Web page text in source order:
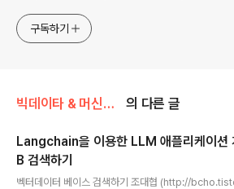
한 기술 멘토링과 강의 진행합니다. Linkedin :
https://www.linkedin.com/in/terrycho75/
구독하기
빅데이타 & 머신러닝/생성형 AI (ChatGPT etc) 의 다른 글
Langchain을 이용한 LLM 애플리케이션
B 검색하기
벡터데이터 베이스 검색하기 조대협 (http://